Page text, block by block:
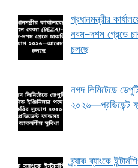
প্রধানমন্ত্রীর
নবম–দশম গ্রেডে
চলছে
নগদ লিমিটেডে
২০২৬—প্রভিডেন্ট
ব্র্যাক ব্যাংকে